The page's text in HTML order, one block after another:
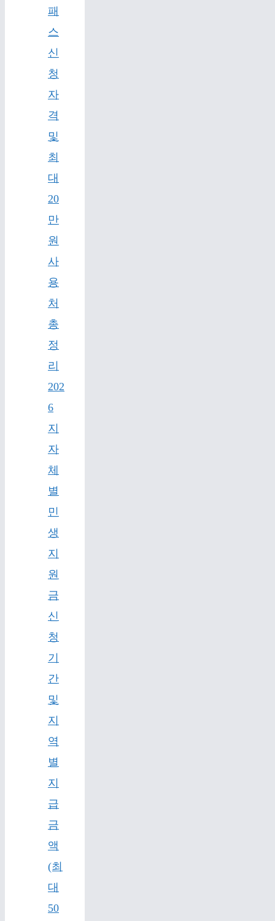
패
스
신
청
자
격
및
최
대
20
만
원
사
용
처
총
정
리
202
6
지
자
체
별
민
생
지
원
금
신
청
기
간
및
지
역
별
지
급
금
액
(최
대
50